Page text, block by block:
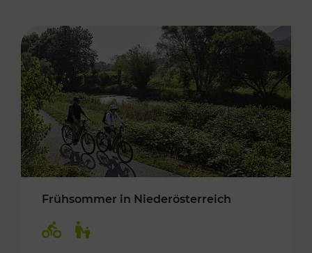
Frühsommer in Niederösterreich